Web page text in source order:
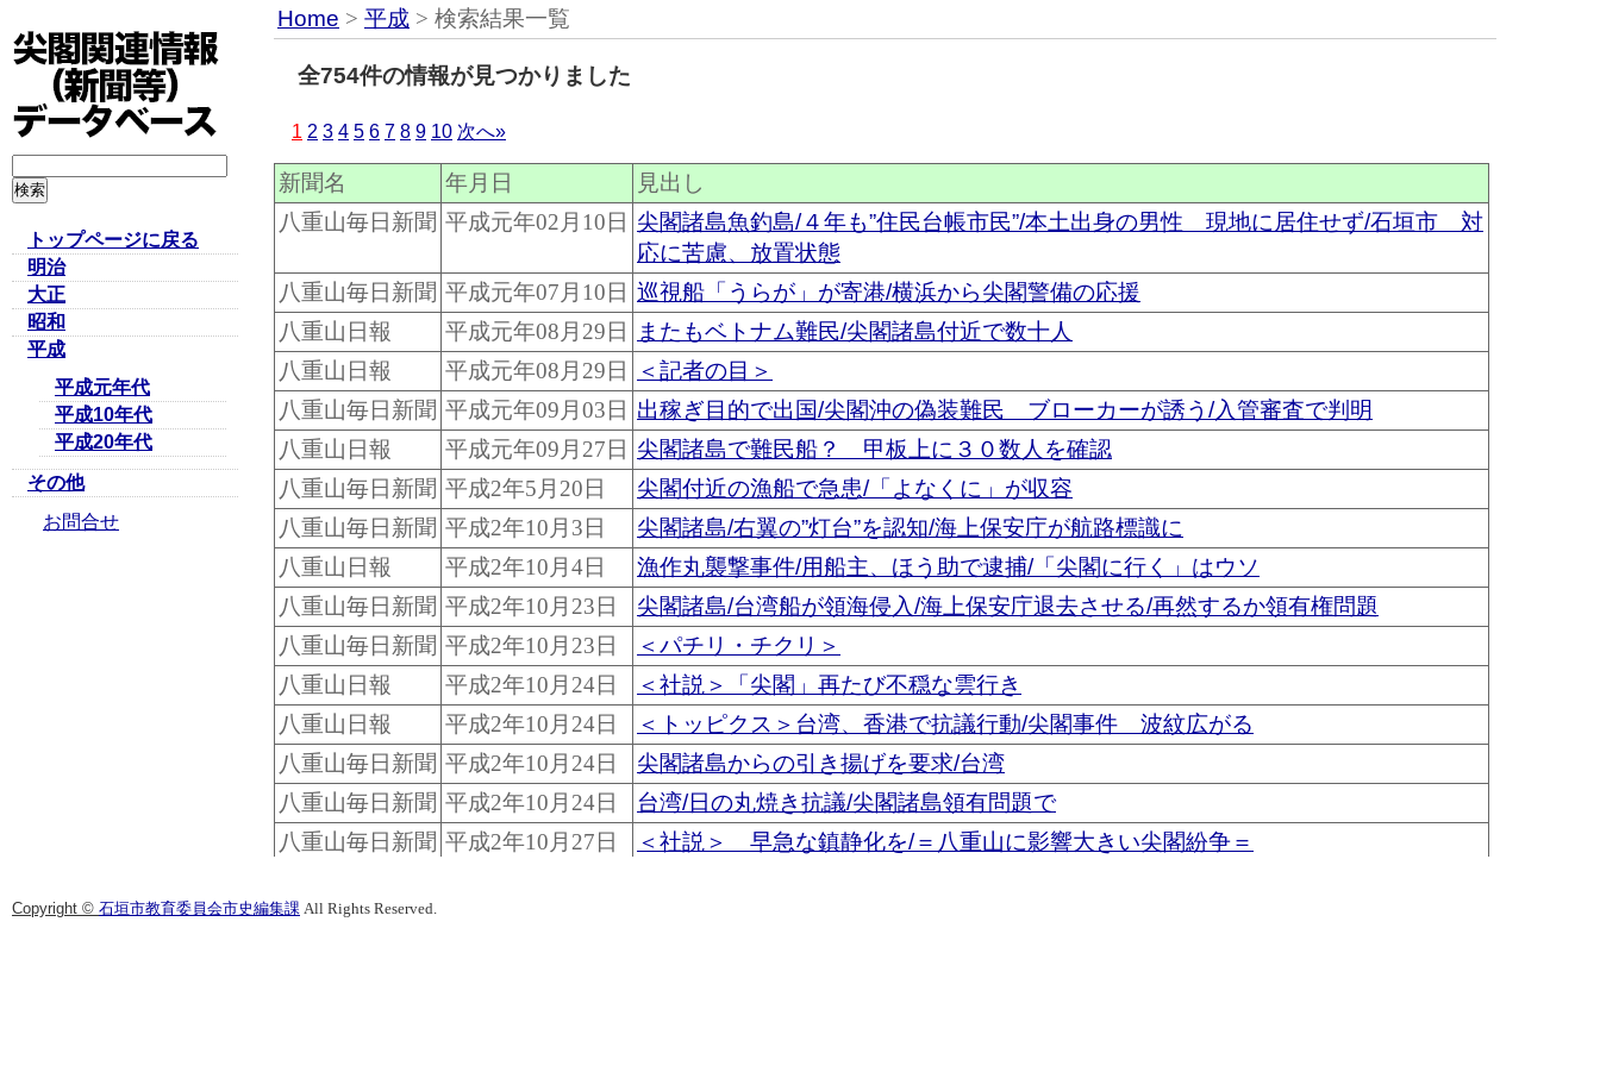
トップページに戻る
明治
大正
昭和
平成
平成元年代
平成10年代
平成20年代
その他
お問合せ
Home > 平成 > 検索結果一覧
全754件の情報が見つかりました
1 2 3 4 5 6 7 8 9 10 次へ»
新聞名 年月日
見出し
八重山毎日新聞 平成元年02月10日 尖閣諸島魚釣島/４年も”住民台帳市民”/本土出身の男性 現地に居住せず/石垣市 対
応に苦慮、放置状態
八重山毎日新聞 平成元年07月10日 巡視船「うらが」が寄港/横浜から尖閣警備の応援
八重山日報
平成元年08月29日
またもベトナム難民/尖閣諸島付近で数十人
八重山日報
平成元年08月29日
＜記者の目＞
八重山毎日新聞 平成元年09月03日 出稼ぎ目的で出国/尖閣沖の偽装難民 ブローカーが誘う/入管審査で判明
八重山日報
平成元年09月27日 尖閣諸島で難民船？ 甲板上に３０数人を確認
八重山毎日新聞 平成2年5月20日
尖閣付近の漁船で急患/「よなくに」が収容
八重山毎日新聞 平成2年10月3日
尖閣諸島/右翼の”灯台”を認知/海上保安庁が航路標識に
八重山日報
平成2年10月4日
漁作丸襲撃事件/用船主、ほう助で逮捕/「尖閣に行く」はウソ
八重山毎日新聞 平成2年10月23日
尖閣諸島/台湾船が領海侵入/海上保安庁退去させる/再然するか領有権問題
八重山毎日新聞 平成2年10月23日
＜パチリ・チクリ＞
八重山日報
平成2年10月24日
＜社説＞「尖閣」再たび不穏な雲行き
八重山日報
平成2年10月24日
＜トッピクス＞台湾、香港で抗議行動/尖閣事件 波紋広がる
八重山毎日新聞 平成2年10月24日
尖閣諸島からの引き揚げを要求/台湾
八重山毎日新聞 平成2年10月24日
台湾/日の丸焼き抗議/尖閣諸島領有問題で
八重山毎日新聞 平成2年10月27日
＜社説＞ 早急な鎮静化を/＝八重山に影響大きい尖閣紛争＝
八重山日報
Copyright © 石垣市教育委員会市史編集課 All Rights Reserved.